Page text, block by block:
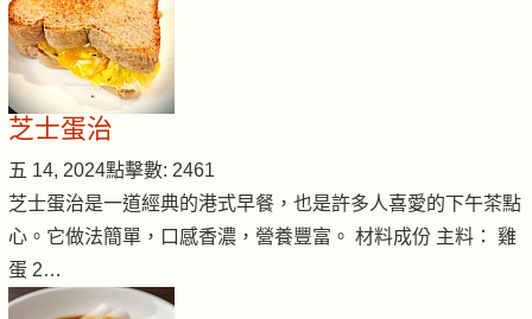
芝士蛋治
五 14, 2024點擊數: 2461
芝士蛋治是一道經典的港式早餐，也是許多人喜愛的下午茶點
心。它做法簡單，口感香濃，營養豐富。 材料成份 主料： 雞
蛋 2…